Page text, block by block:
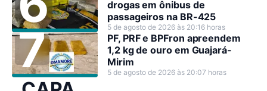
drogas em ônibus de
passageiros na BR-425
5 de agosto de 2026 às 20:16 horas
PF, PRF e BPFron apreendem
1,2 kg de ouro em Guajará-
Mirim
5 de agosto de 2026 às 20:07 horas